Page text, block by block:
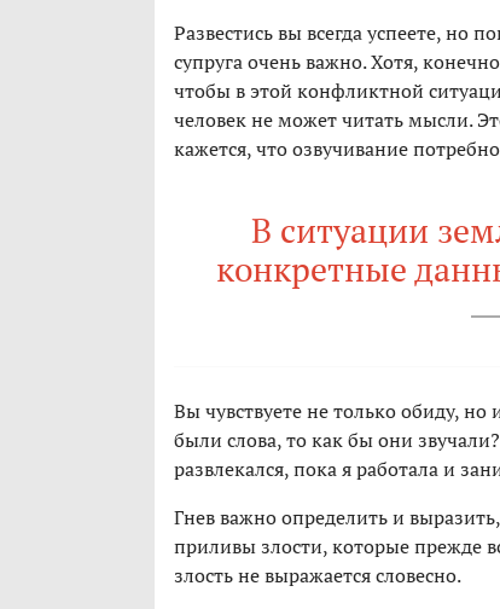
Развестись вы всегда успеете, но
супруга очень важно. Хотя,
чтобы в этой конфликтной
человек не может читать мысли.
кажется, что озвучивание
В ситуации
конкретные
Вы чувствуете не только обиду,
были слова, то как бы они
развлекался, пока я работала и
Гнев важно определить и
приливы злости, которые прежде
злость не выражается словесно.